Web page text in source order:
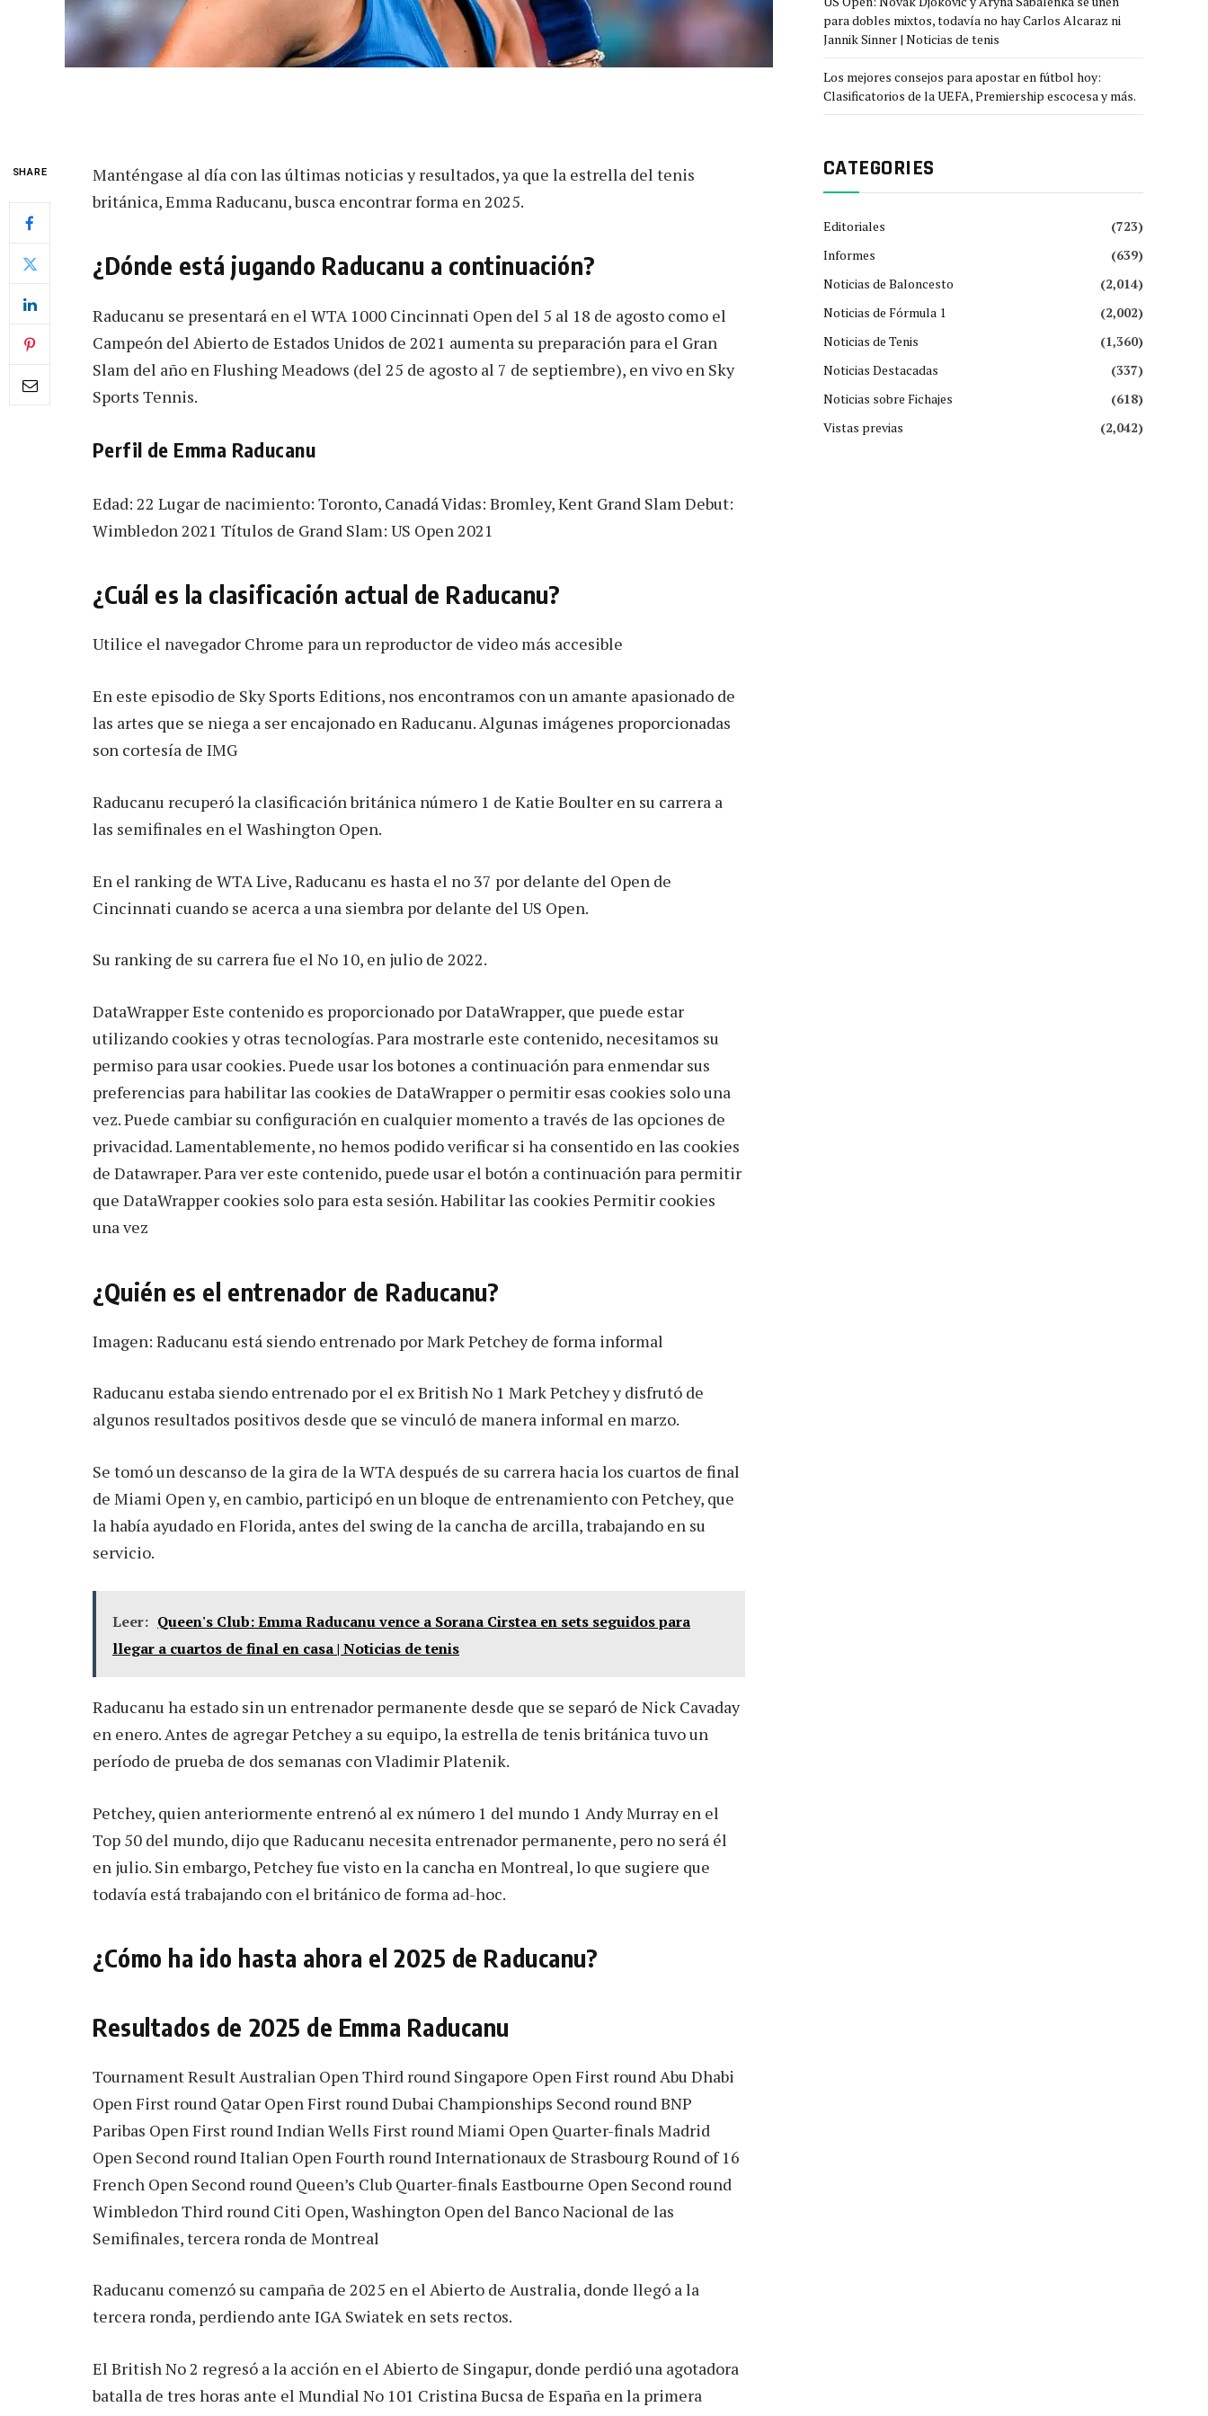
SHARE
Manténgase al día con las últimas noticias y resultados, ya que la estrella del tenis
británica, Emma Raducanu, busca encontrar forma en 2025.
¿Dónde está jugando Raducanu a continuación?
Raducanu se presentará en el WTA 1000 Cincinnati Open del 5 al 18 de agosto como el
Campeón del Abierto de Estados Unidos de 2021 aumenta su preparación para el Gran
Slam del año en Flushing Meadows (del 25 de agosto al 7 de septiembre), en vivo en Sky
Sports Tennis.
Perfil de Emma Raducanu
Edad: 22 Lugar de nacimiento: Toronto, Canadá Vidas: Bromley, Kent Grand Slam Debut:
Wimbledon 2021 Títulos de Grand Slam: US Open 2021
¿Cuál es la clasificación actual de Raducanu?
Utilice el navegador Chrome para un reproductor de video más accesible
En este episodio de Sky Sports Editions, nos encontramos con un amante apasionado de
las artes que se niega a ser encajonado en Raducanu. Algunas imágenes proporcionadas
son cortesía de IMG
Raducanu recuperó la clasificación británica número 1 de Katie Boulter en su carrera a
las semifinales en el Washington Open.
En el ranking de WTA Live, Raducanu es hasta el no 37 por delante del Open de
Cincinnati cuando se acerca a una siembra por delante del US Open.
Su ranking de su carrera fue el No 10, en julio de 2022.
DataWrapper Este contenido es proporcionado por DataWrapper, que puede estar
utilizando cookies y otras tecnologías. Para mostrarle este contenido, necesitamos su
permiso para usar cookies. Puede usar los botones a continuación para enmendar sus
preferencias para habilitar las cookies de DataWrapper o permitir esas cookies solo una
vez. Puede cambiar su configuración en cualquier momento a través de las opciones de
privacidad. Lamentablemente, no hemos podido verificar si ha consentido en las cookies
de Datawraper. Para ver este contenido, puede usar el botón a continuación para permitir
que DataWrapper cookies solo para esta sesión. Habilitar las cookies Permitir cookies
una vez
¿Quién es el entrenador de Raducanu?
Imagen: Raducanu está siendo entrenado por Mark Petchey de forma informal
Raducanu estaba siendo entrenado por el ex British No 1 Mark Petchey y disfrutó de
algunos resultados positivos desde que se vinculó de manera informal en marzo.
Se tomó un descanso de la gira de la WTA después de su carrera hacia los cuartos de final
de Miami Open y, en cambio, participó en un bloque de entrenamiento con Petchey, que
la había ayudado en Florida, antes del swing de la cancha de arcilla, trabajando en su
servicio.
Leer: Queen's Club: Emma Raducanu vence a Sorana Cirstea en sets seguidos para
llegar a cuartos de final en casa | Noticias de tenis
Raducanu ha estado sin un entrenador permanente desde que se separó de Nick Cavaday
en enero. Antes de agregar Petchey a su equipo, la estrella de tenis británica tuvo un
período de prueba de dos semanas con Vladimir Platenik.
Petchey, quien anteriormente entrenó al ex número 1 del mundo 1 Andy Murray en el
Top 50 del mundo, dijo que Raducanu necesita entrenador permanente, pero no será él
en julio. Sin embargo, Petchey fue visto en la cancha en Montreal, lo que sugiere que
todavía está trabajando con el británico de forma ad-hoc.
¿Cómo ha ido hasta ahora el 2025 de Raducanu?
Resultados de 2025 de Emma Raducanu
Tournament Result Australian Open Third round Singapore Open First round Abu Dhabi
Open First round Qatar Open First round Dubai Championships Second round BNP
Paribas Open First round Indian Wells First round Miami Open Quarter-finals Madrid
Open Second round Italian Open Fourth round Internationaux de Strasbourg Round of 16
French Open Second round Queen’s Club Quarter-finals Eastbourne Open Second round
Wimbledon Third round Citi Open, Washington Open del Banco Nacional de las
Semifinales, tercera ronda de Montreal
Raducanu comenzó su campaña de 2025 en el Abierto de Australia, donde llegó a la
tercera ronda, perdiendo ante IGA Swiatek en sets rectos.
El British No 2 regresó a la acción en el Abierto de Singapur, donde perdió una agotadora
batalla de tres horas ante el Mundial No 101 Cristina Bucsa de España en la primera
para dobles mixtos, todavía no hay Carlos Alcaraz ni
Jannik Sinner | Noticias de tenis
Los mejores consejos para apostar en fútbol hoy:
Clasificatorios de la UEFA, Premiership escocesa y más.
CATEGORIES
Editoriales
(723)
Informes
(639)
Noticias de Baloncesto
(2,014)
Noticias de Fórmula 1
(2,002)
Noticias de Tenis
(1,360)
Noticias Destacadas
(337)
Noticias sobre Fichajes
(618)
Vistas previas
(2,042)